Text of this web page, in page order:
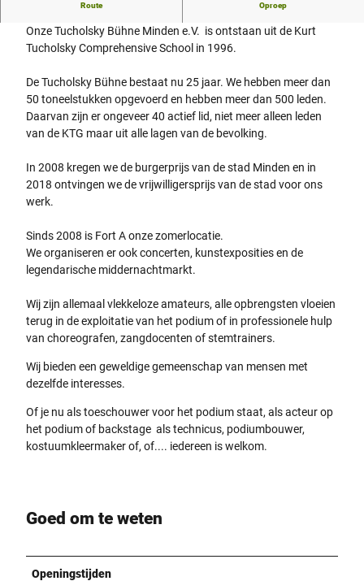
Route Oproep
Onze Tucholsky Bühne Minden e.V. is ontstaan uit de Kurt
Tucholsky Comprehensive School in 1996.
De Tucholsky Bühne bestaat nu 25 jaar. We hebben meer dan
50 toneelstukken opgevoerd en hebben meer dan 500 leden.
Daarvan zijn er ongeveer 40 actief lid, niet meer alleen leden
van de KTG maar uit alle lagen van de bevolking.
In 2008 kregen we de burgerprijs van de stad Minden en in
2018 ontvingen we de vrijwilligersprijs van de stad voor ons
werk.
Sinds 2008 is Fort A onze zomerlocatie.
We organiseren er ook concerten, kunstexposities en de
legendarische middernachtmarkt.
Wij zijn allemaal vlekkeloze amateurs, alle opbrengsten vloeien
terug in de exploitatie van het podium of in professionele hulp
van choreografen, zangdocenten of stemtrainers.
Wij bieden een geweldige gemeenschap van mensen met
dezelfde interesses.
Of je nu als toeschouwer voor het podium staat, als acteur op
het podium of backstage als technicus, podiumbouwer,
kostuumkleermaker of, of.... iedereen is welkom.
Goed om te weten
Openingstijden